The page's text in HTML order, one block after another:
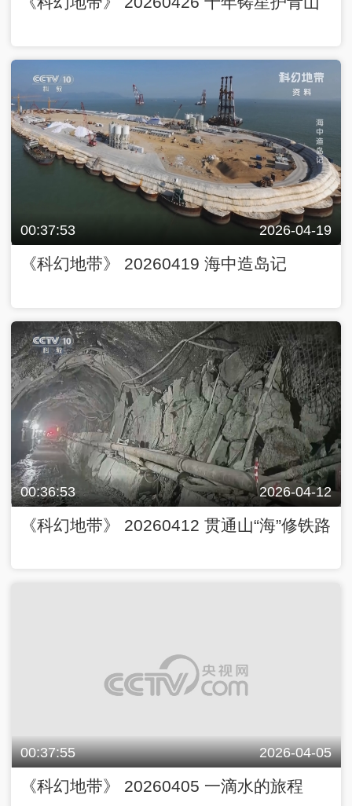
00:37:53 2026-04-19
《科幻地带》 20260419 海中造岛记
00:36:53 2026-04-12
《科幻地带》 20260412 贯通山“海”修铁路
00:37:55 2026-04-05
《科幻地带》 20260405 一滴水的旅程